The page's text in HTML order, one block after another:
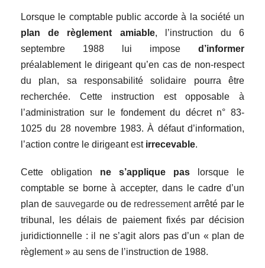
Lorsque le comptable public accorde à la société un
plan de règlement amiable, l’instruction du 6
septembre 1988 lui impose d’informer
préalablement le dirigeant qu’en cas de non-respect
du plan, sa responsabilité solidaire pourra être
recherchée. Cette instruction est opposable à
l’administration sur le fondement du décret n° 83-
1025 du 28 novembre 1983. À défaut d’information,
l’action contre le dirigeant est irrecevable.
Cette obligation ne s’applique pas lorsque le
comptable se borne à accepter, dans le cadre d’un
plan de sauvegardeou de redressementarrêté par le
tribunal, les délais de paiement fixés par décision
juridictionnelle : il ne s’agit alors pas d’un « plan de
règlement » au sens de l’instruction de 1988.